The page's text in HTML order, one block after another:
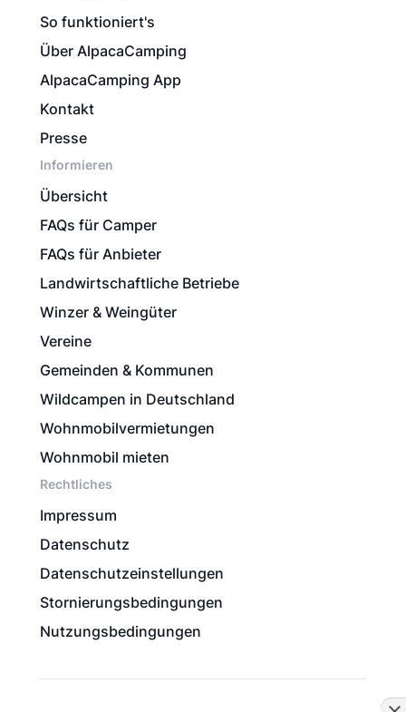
So funktioniert's
Über AlpacaCamping
AlpacaCamping App
Kontakt
Presse
Informieren
Übersicht
FAQs für Camper
FAQs für Anbieter
Landwirtschaftliche Betriebe
Winzer & Weingüter
Vereine
Gemeinden & Kommunen
Wildcampen in Deutschland
Wohnmobilvermietungen
Wohnmobil mieten
Rechtliches
Impressum
Datenschutz
Datenschutzeinstellungen
Stornierungsbedingungen
Nutzungsbedingungen